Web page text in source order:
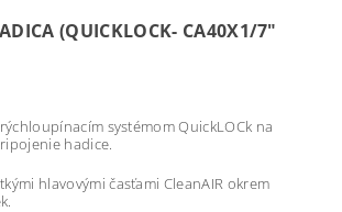
(QUICKLOCK- CA40X1/7"
systémom QuickLOCk na
hadice.
hlavovými časťami CleanAIR okrem